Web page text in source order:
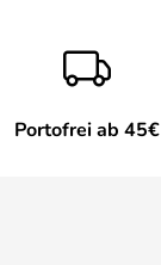
Portofrei ab 45€